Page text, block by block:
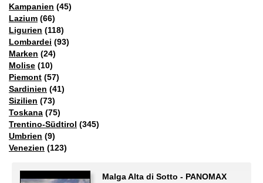
Kampanien (45)
Lazium (66)
Ligurien (118)
Lombardei (93)
Marken (24)
Molise (10)
Piemont (57)
Sardinien (41)
Sizilien (73)
Toskana (75)
Trentino-Südtirol (345)
Umbrien (9)
Venezien (123)
Malga Alta di Sotto - PANOMAX